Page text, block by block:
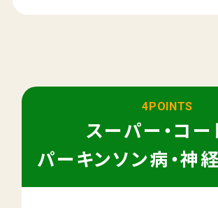
4POINTS
スーパー・コー
パーキンソン病・神